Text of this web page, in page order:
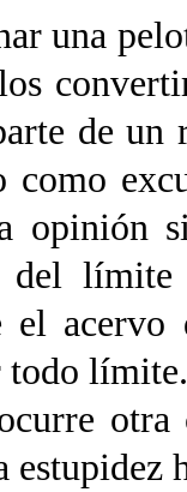
una
de un
opinión
del
el
otra
estupidez